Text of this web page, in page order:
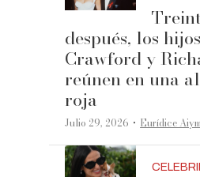
después, los
Crawford y
reúnen en una
roja
Julio 29, 2026 ·Eurídice